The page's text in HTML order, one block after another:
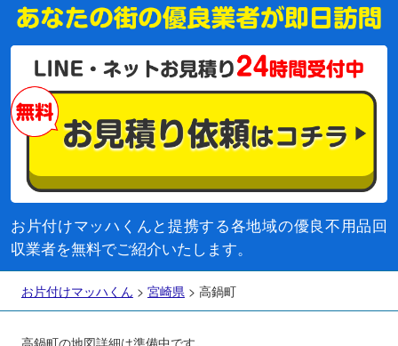
お片付けマッハくんと提携する各地域の優良不用品回
収業者を無料でご紹介いたします。
お片付けマッハくん > 宮崎県 > 高鍋町
高鍋町の地図詳細は準備中です。